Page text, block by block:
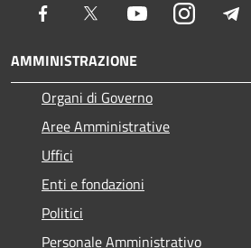
Facebook Twitter YoutubeInstagram
AMMINISTRAZIONE
Organi di Governo
Aree Amministrative
Uffici
Enti e fondazioni
Politici
Personale Amministrativo